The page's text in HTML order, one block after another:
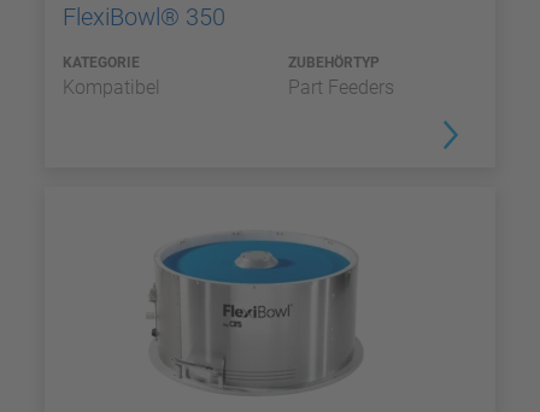
FlexiBowl® 350
KATEGORIE
Kompatibel
ZUBEHÖRTYP
Part Feeders